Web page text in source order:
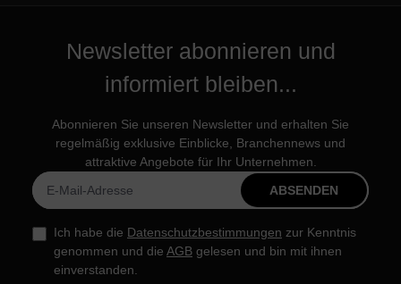
Newsletter abonnieren und
informiert bleiben...
Abonnieren Sie unseren Newsletter und erhalten Sie
regelmäßig exklusive Einblicke, Branchennews und
attraktive Angebote für Ihr Unternehmen.
ABSENDEN
Ich habe die Datenschutzbestimmungen zur Kenntnis
genommen und die AGB gelesen und bin mit ihnen
einverstanden.